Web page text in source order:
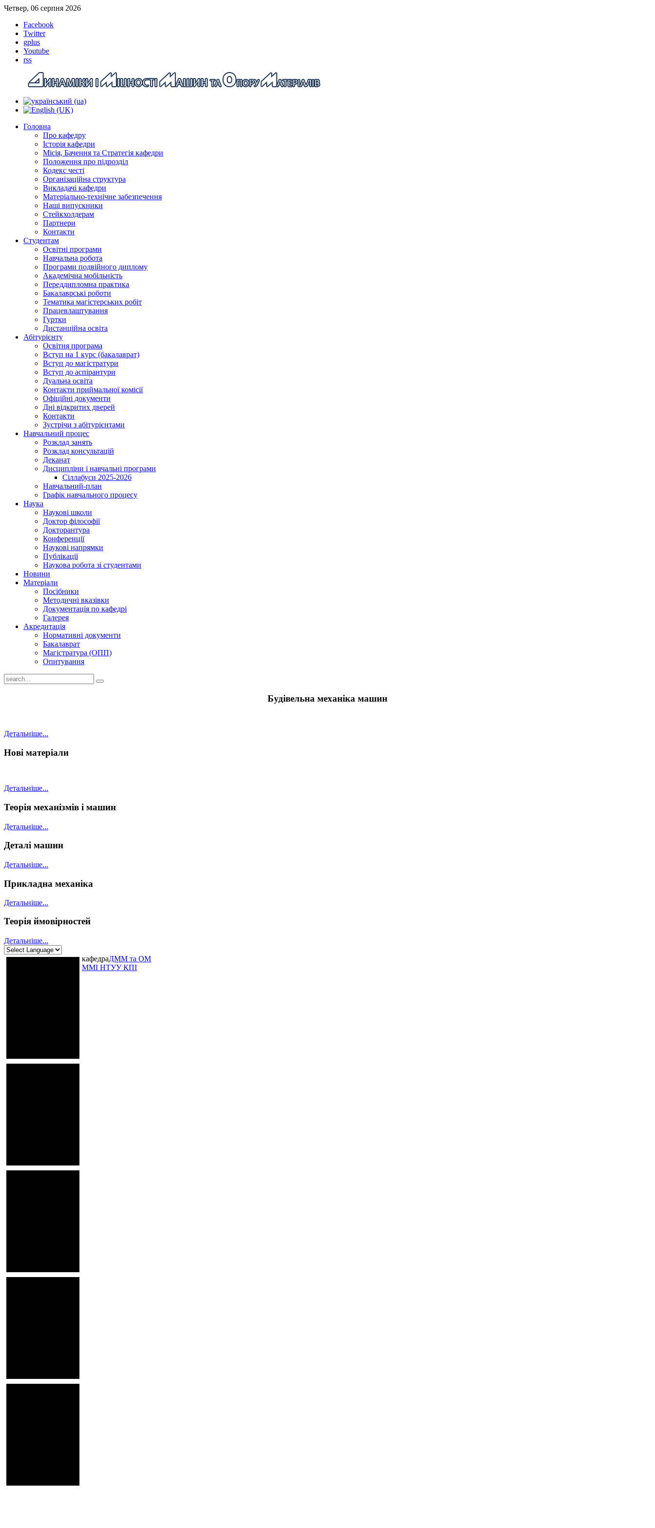
Четвер, 06 серпня 2026
Facebook
Twitter
gplus
Youtube
rss
Головна
Про кафедру
Історія кафедри
Місія, Бачення та Стратегія кафедри
Положення про підрозділ
Кодекс честі
Організаційна структура
Викладачі кафедри
Матеріально-технічне забезпечення
Наші випускники
Стейкхолдерам
Партнери
Контакти
Студентам
Освітні програми
Навчальна робота
Програми подвійного диплому
Академічна мобільність
Переддипломна практика
Бакалаврські роботи
Тематика магістерських робіт
Працевлаштування
Гуртки
Дистанційна освіта
Абітурієнту
Освітня програма
Вступ на 1 курс (бакалаврат)
Вступ до магістратури
Вступ до аспірантури
Дуальна освіта
Контакти приймальної комісії
Офіційні документи
Дні відкритих дверей
Контакти
Зустрічи з абітурієнтами
Навчальний процес
Розклад занять
Розклад консультацій
Деканат
Дисципліни і навчальні програми
Сіллабуси 2025-2026
Навчальний-план
Графік навчального процесу
Наука
Наукові школи
Доктор філософії
Докторантура
Конференції
Наукові напрямки
Публікації
Наукова робота зі студентами
Новини
Матеріали
Посібники
Методичні вказівки
Документація по кафедрі
Галерея
Акредитація
Нормативні документи
Бакалаврат
Магістратура (ОПП)
Опитування
Будівельна механіка машин
Детальніше...
Нові матеріали
Детальніше...
Теорія механізмів і машин
Детальніше...
Деталі машин
Детальніше...
Прикладна механіка
Детальніше...
Теорія ймовірностей
Детальніше...
кафедраДММ та ОМ
ММІ НТУУ КПІ